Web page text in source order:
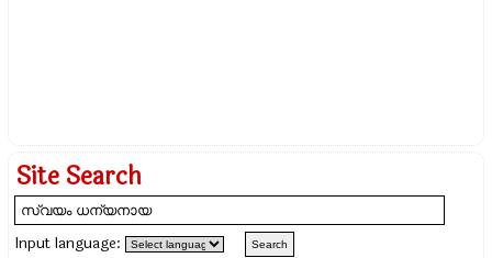
Site Search
Input language: